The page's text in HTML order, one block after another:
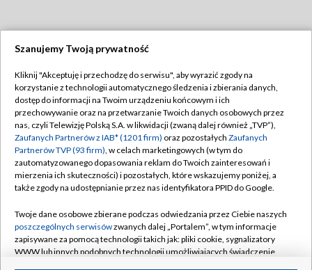
TVP
Abonament TVP
Emisja w TVP
Centrum informacji TVP
Naziemna Telewizja Cyfrowa
Rada Programowa
System NOS
Regulamin TVP
Polityka prywatności
Moje zgody
Pomoc
Kontakt
Szanujemy Twoją prywatność
Kliknij "Akceptuję i przechodzę do serwisu", aby wyrazić zgody na
korzystanie z technologii automatycznego śledzenia i zbierania danych,
dostęp do informacji na Twoim urządzeniu końcowym i ich
przechowywanie oraz na przetwarzanie Twoich danych osobowych przez
nas, czyli Telewizję Polską S.A. w likwidacji (zwaną dalej również „TVP”),
Zaufanych Partnerów z IAB* (1201 firm) oraz pozostałych Zaufanych
Partnerów TVP (93 firm), w celach marketingowych (w tym do
zautomatyzowanego dopasowania reklam do Twoich zainteresowań i
mierzenia ich skuteczności) i pozostałych, które wskazujemy poniżej, a
także zgody na udostępnianie przez nas identyfikatora PPID do Google.
Twoje dane osobowe zbierane podczas odwiedzania przez Ciebie naszych
poszczególnych serwisówzwanych dalej „Portalem”, w tym informacje
zapisywane za pomocą technologii takich jak: pliki cookie, sygnalizatory
WWW lub innych podobnych technologii umożliwiających świadczenie